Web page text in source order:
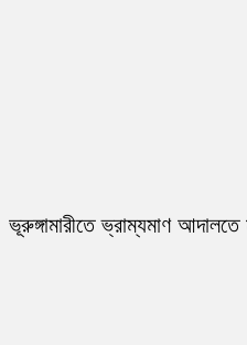
ভূরুঙ্গামারীতে ভ্রাম্যমাণ